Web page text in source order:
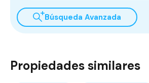
Búsqueda Avanzada
Propiedades similares